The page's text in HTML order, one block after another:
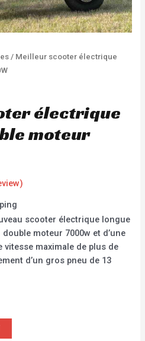
/ Meilleur scooter électrique
électrique
moteur
scooter électrique longue
moteur 7000w et d’une
vitesse maximale de plus de
d’un gros pneu de 13